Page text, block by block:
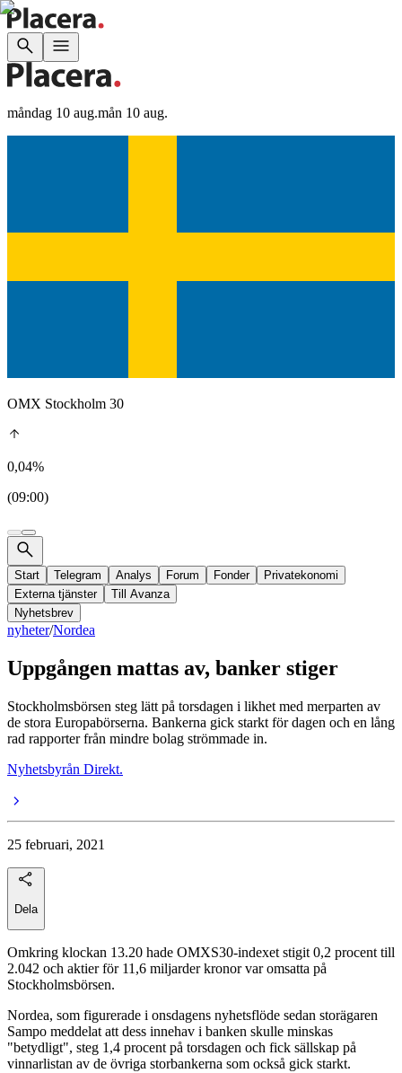
måndag 10 aug.mån 10 aug.
OMX Stockholm 30
0,04%
(09:00)
Start Telegram Analys Forum Fonder
Privatekonomi
Externa tjänster
Till Avanza
Nyhetsbrev
nyheter/Nordea
Uppgången mattas av, banker stiger
Stockholmsbörsen steg lätt på torsdagen i likhet med merparten av
de stora Europabörserna. Bankerna gick starkt för dagen och en lång
rad rapporter från mindre bolag strömmade in.
Nyhetsbyrån Direkt.
25 februari, 2021
Dela
Omkring klockan 13.20 hade OMXS30-indexet stigit 0,2 procent till
2.042 och aktier för 11,6 miljarder kronor var omsatta på
Stockholmsbörsen.
Nordea, som figurerade i onsdagens nyhetsflöde sedan storägaren
Sampo meddelat att dess innehav i banken skulle minskas
"betydligt", steg 1,4 procent på torsdagen och fick sällskap på
vinnarlistan av de övriga storbankerna som också gick starkt.